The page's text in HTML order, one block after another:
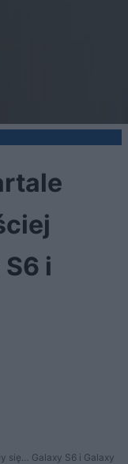
i
się… Galaxy S6 i Galaxy